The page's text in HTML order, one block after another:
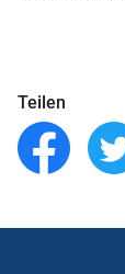
Teilen